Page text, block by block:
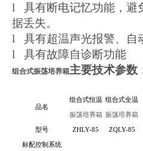
l 具有断电记忆功能，避
据丢失。
l 具有超温声光报警、自
l 具有故障自诊断功能
组合式振荡培养箱主要技术参数
品名
组合式恒温 组合式全温
振荡培养箱 振荡培养箱
型号 ZHLY-85 ZQLY-85
标配控制系统